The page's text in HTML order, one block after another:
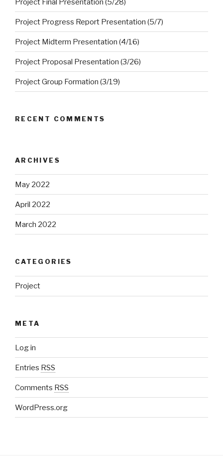
Project Final Presentation (5/28)
Project Progress Report Presentation (5/7)
Project Midterm Presentation (4/16)
Project Proposal Presentation (3/26)
Project Group Formation (3/19)
RECENT COMMENTS
ARCHIVES
May 2022
April 2022
March 2022
CATEGORIES
Project
META
Log in
Entries RSS
Comments RSS
WordPress.org